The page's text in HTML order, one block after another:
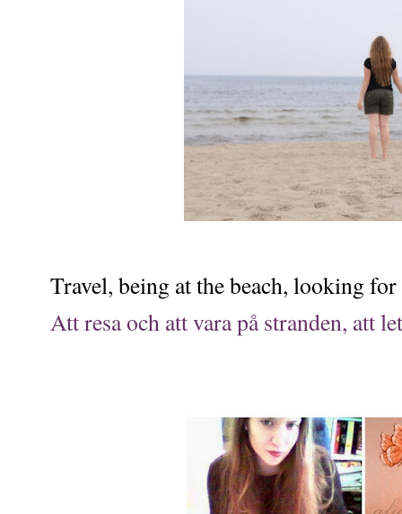
Travel, being at the beach, looking
Att resa och att vara på stranden, att